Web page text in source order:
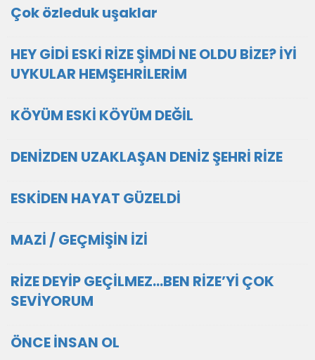
Çok özleduk uşaklar
HEY GİDİ ESKİ RİZE ŞİMDİ NE OLDU BİZE? İYİ
UYKULAR HEMŞEHRİLERİM
KÖYÜM ESKİ KÖYÜM DEĞİL
DENİZDEN UZAKLAŞAN DENİZ ŞEHRİ RİZE
ESKİDEN HAYAT GÜZELDİ
MAZİ / GEÇMİŞİN İZİ
RİZE DEYİP GEÇİLMEZ...BEN RİZE’Yİ ÇOK
SEVİYORUM
ÖNCE İNSAN OL